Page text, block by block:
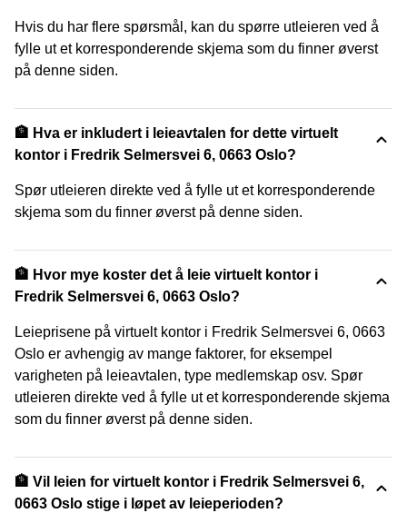
Hvis du har flere spørsmål, kan du spørre utleieren ved å
fylle ut et korresponderende skjema som du finner øverst
på denne siden.
🏦 Hva er inkludert i leieavtalen for dette virtuelt
kontor i Fredrik Selmersvei 6, 0663 Oslo?
Spør utleieren direkte ved å fylle ut et korresponderende
skjema som du finner øverst på denne siden.
🏦 Hvor mye koster det å leie virtuelt kontor i
Fredrik Selmersvei 6, 0663 Oslo?
Leieprisene på virtuelt kontor i Fredrik Selmersvei 6, 0663
Oslo er avhengig av mange faktorer, for eksempel
varigheten på leieavtalen, type medlemskap osv. Spør
utleieren direkte ved å fylle ut et korresponderende skjema
som du finner øverst på denne siden.
🏦 Vil leien for virtuelt kontor i Fredrik Selmersvei 6,
0663 Oslo stige i løpet av leieperioden?